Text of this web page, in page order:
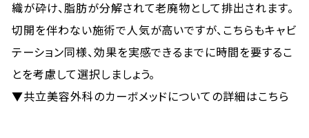
織が砕け、脂肪が分解されて老廃物として排出されます。
切開を伴わない施術で人気が高いですが、こちらもキャビ
テーション同様、効果を実感できるまでに時間を要するこ
とを考慮して選択しましょう。
▼共立美容外科のカーボメッドについての詳細はこちら